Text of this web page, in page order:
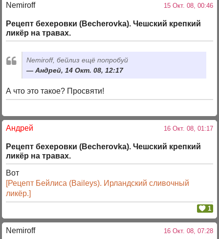
Nemiroff 15 Окт. 08, 00:46
Рецепт бехеровки (Becherovka). Чешский крепкий
ликёр на травах.
Nemiroff, бейлиз ещё попробуй
Андрей, 14 Окт. 08, 12:17
А что это такое? Просвяти!
Андрей 16 Окт. 08, 01:17
Рецепт бехеровки (Becherovka). Чешский крепкий
ликёр на травах.
Вот
[Рецепт Бейлиса (Baileys). Ирландский сливочный
ликёр.]
1
Nemiroff 16 Окт. 08, 07:28